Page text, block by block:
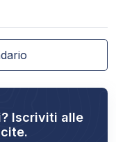
Iscriviti alle